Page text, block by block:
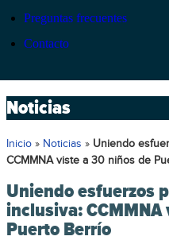
Preguntas frecuentes
Contacto
Noticias
Inicio » Noticias » Uniendo
CCMMNA viste a 30 niños de
Uniendo esfuerzos
inclusiva:
Puerto Berrío